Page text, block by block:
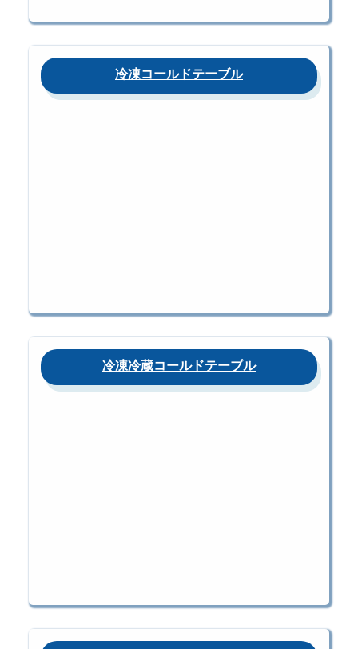
冷凍コールドテーブル
冷凍冷蔵コールドテーブル